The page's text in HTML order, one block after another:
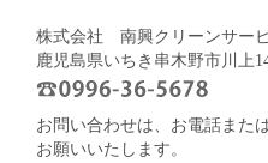
株式会社 南興クリーンサー
鹿児島県いちき串木野市川上
お問い合わせは、お電話また
お願いいたします。